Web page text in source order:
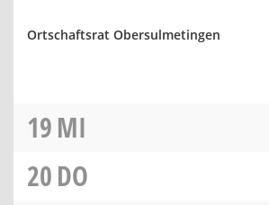
Ortschaftsrat Obersulmetingen
19MI
20DO